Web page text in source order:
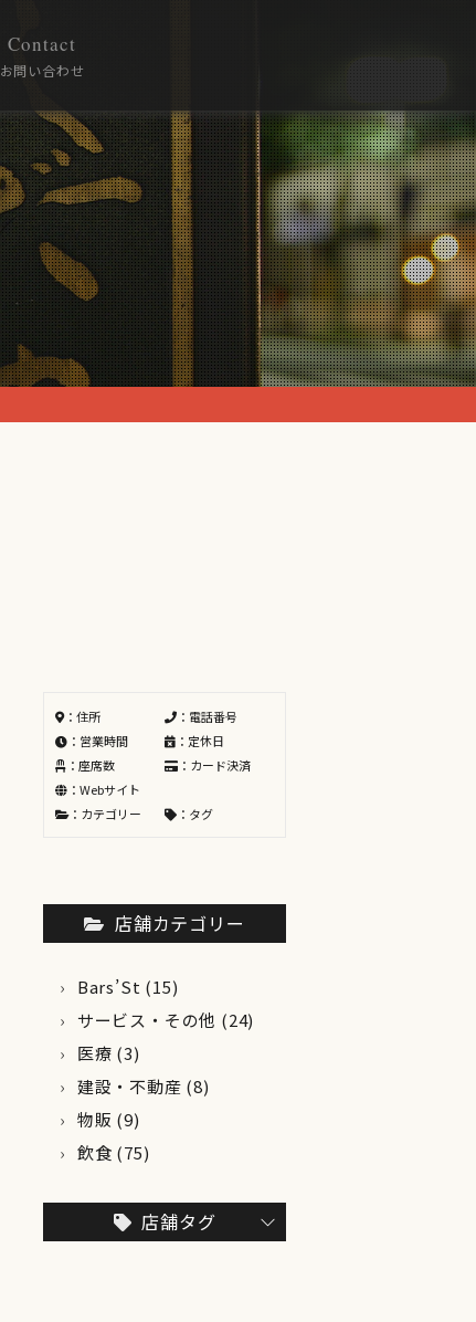
Contact
お問い合わせ
：住所
：電話番号
：営業時間
：定休日
：座席数
：カード決済
：Webサイト
：カテゴリー
：タグ
店舗カテゴリー
Bars’St (15)
サービス・その他 (24)
医療 (3)
建設・不動産 (8)
物販 (9)
飲食 (75)
店舗タグ